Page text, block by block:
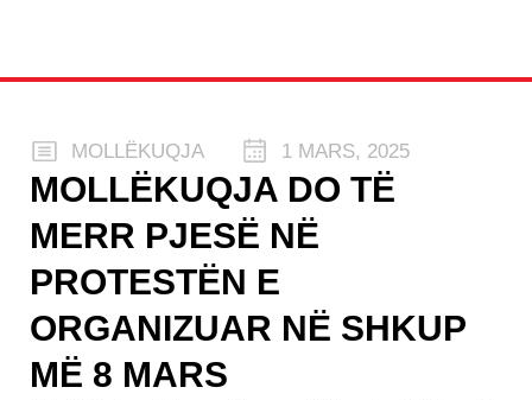
MOLLËKUQJA 1 MARS, 2025
MOLLËKUQJA DO TË
MERR PJESË NË
PROTESTËN E
ORGANIZUAR NË SHKUP
MË 8 MARS